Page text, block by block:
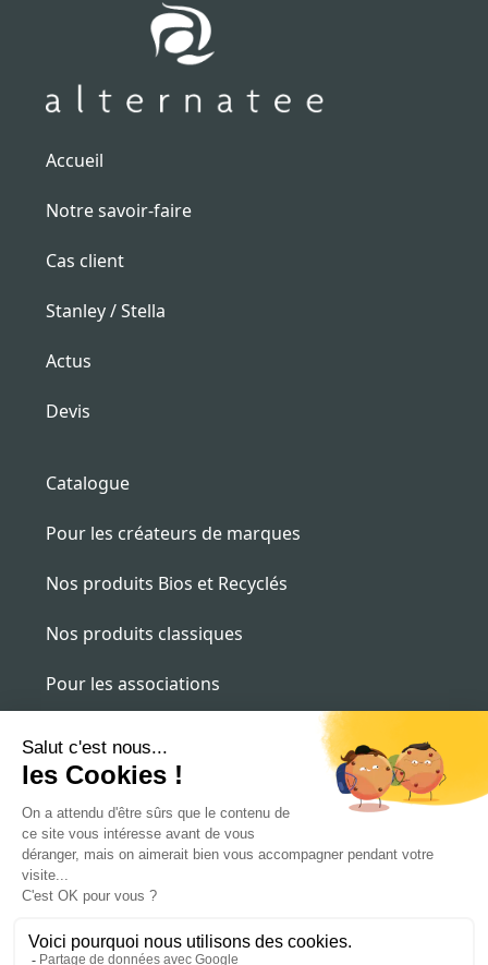
Accueil
Notre savoir-faire
Cas client
Stanley / Stella
Actus
Devis
Catalogue
Pour les créateurs de marques
Nos produits Bios et Recyclés
Nos produits classiques
Pour les associations
09 87 16 16 09